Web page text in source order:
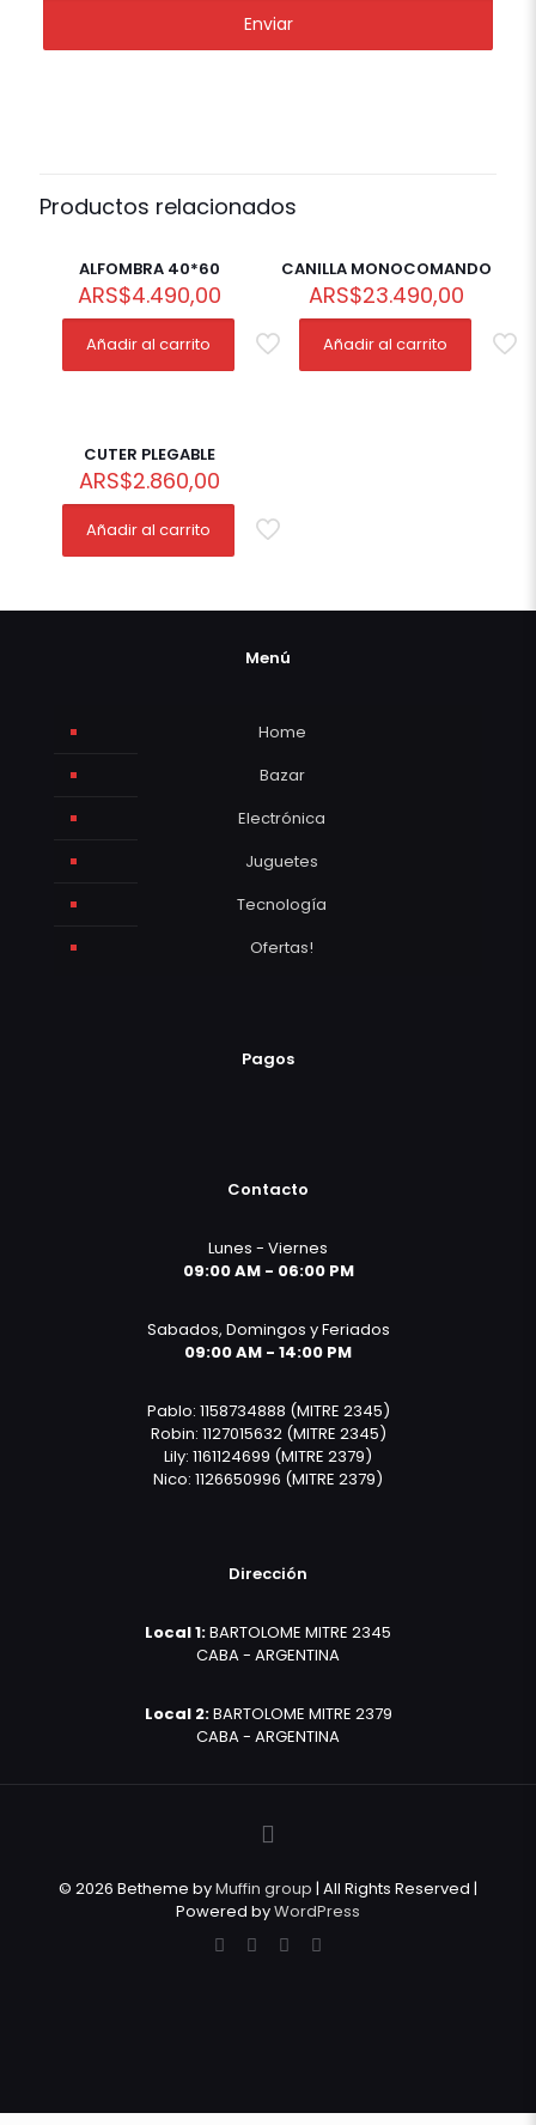
Productos relacionados
ALFOMBRA 40*60
ARS$4.490,00
Añadir al carrito
CANILLA MONOCOMANDO
ARS$23.490,00
Añadir al carrito
CUTER PLEGABLE
ARS$2.860,00
Añadir al carrito
Menú
Home
Bazar
Electrónica
Juguetes
Tecnología
Ofertas!
Pagos
Contacto
Lunes - Viernes
09:00 AM - 06:00 PM
Sabados, Domingos y Feriados
09:00 AM - 14:00 PM
Pablo: 1158734888 (MITRE 2345)
Robin: 1127015632 (MITRE 2345)
Lily: 1161124699 (MITRE 2379)
Nico: 1126650996 (MITRE 2379)
Dirección
Local 1:BARTOLOME MITRE 2345
CABA - ARGENTINA
Local 2:BARTOLOME MITRE 2379
CABA - ARGENTINA
© 2026 Betheme byMuffin group | All Rights Reserved |
Powered byWordPress